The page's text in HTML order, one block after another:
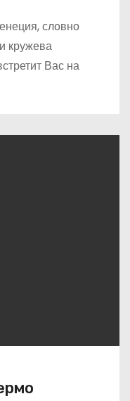
словно
кружева
Вас на